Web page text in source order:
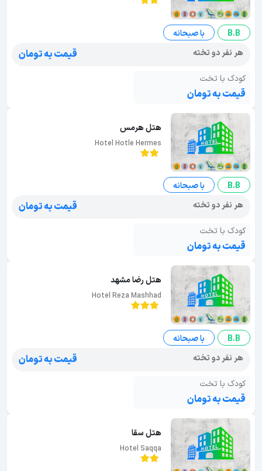
B.B
با صبحانه
هر نفر دو تخته
قیمت به تومان
کودک با تخت
قیمت به تومان
هتل هرمس
Hotel Hotle Hermes
B.B
با صبحانه
هر نفر دو تخته
قیمت به تومان
کودک با تخت
قیمت به تومان
هتل رضا مشهد
Hotel Reza Mashhad
B.B
با صبحانه
هر نفر دو تخته
قیمت به تومان
کودک با تخت
قیمت به تومان
هتل سقا
Hotel Saqqa